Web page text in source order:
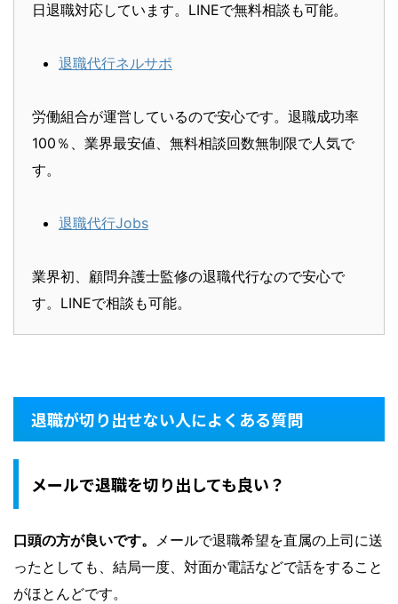
日退職対応しています。LINEで無料相談も可能。
退職代行ネルサポ
労働組合が運営しているので安心です。退職成功率
100％、業界最安値、無料相談回数無制限で人気で
す。
退職代行Jobs
業界初、顧問弁護士監修の退職代行なので安心で
す。LINEで相談も可能。
退職が切り出せない人によくある質問
メールで退職を切り出しても良い？
口頭の方が良いです。 メールで退職希望を直属の上司に送
ったとしても、結局一度、対面か電話などで話をすること
がほとんどです。